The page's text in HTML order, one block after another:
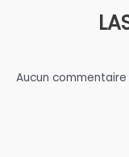
Aucun